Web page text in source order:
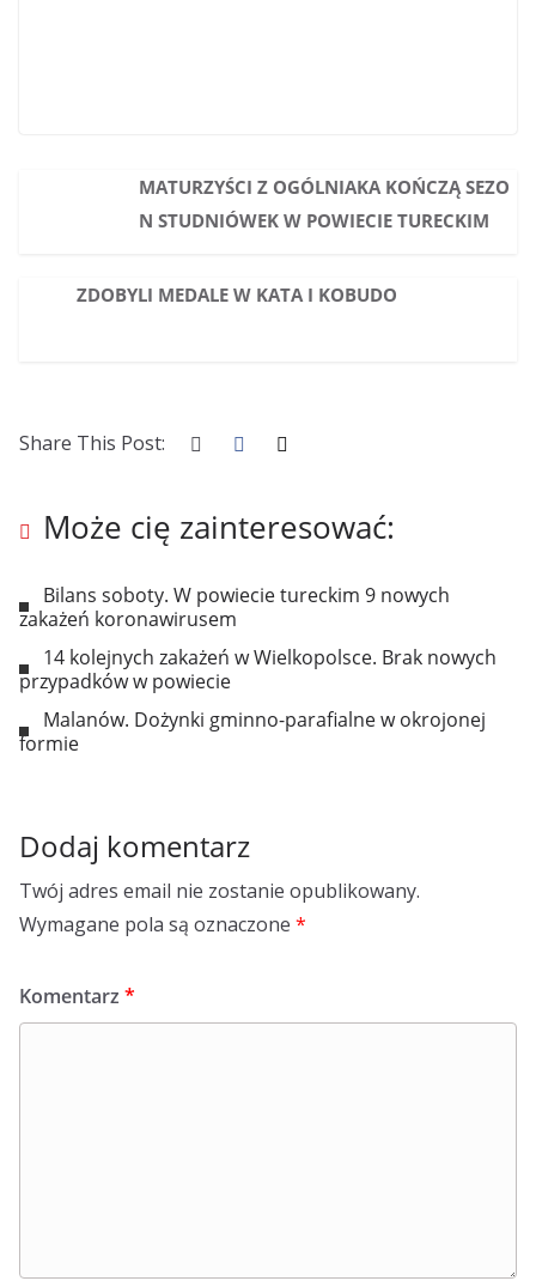
MATURZYŚCI Z OGÓLNIAKA KOŃCZĄ SEZO
N STUDNIÓWEK W POWIECIE TURECKIM
ZDOBYLI MEDALE W KATA I KOBUDO
Share This Post:
Może cię zainteresować:
Bilans soboty. W powiecie tureckim 9 nowych
zakażeń koronawirusem
14 kolejnych zakażeń w Wielkopolsce. Brak nowych
przypadków w powiecie
Malanów. Dożynki gminno-parafialne w okrojonej
formie
Dodaj komentarz
Twój adres email nie zostanie opublikowany.
Wymagane pola są oznaczone *
Komentarz *